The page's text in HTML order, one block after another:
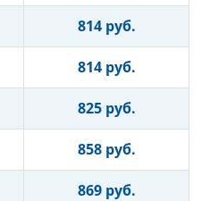
814 руб.
814 руб.
825 руб.
858 руб.
869 руб.